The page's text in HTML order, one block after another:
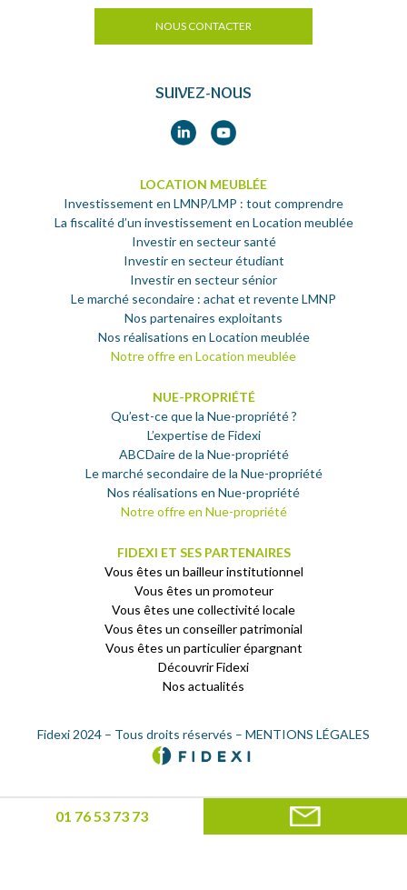
NOUS CONTACTER
SUIVEZ-NOUS
LOCATION MEUBLÉE
Investissement en LMNP/LMP : tout comprendre
La fiscalité d’un investissement en Location meublée
Investir en secteur santé
Investir en secteur étudiant
Investir en secteur sénior
Le marché secondaire : achat et revente LMNP
Nos partenaires exploitants
Nos réalisations en Location meublée
Notre offre en Location meublée
NUE-PROPRIÉTÉ
Qu’est-ce que la Nue-propriété ?
L’expertise de Fidexi
ABCDaire de la Nue-propriété
Le marché secondaire de la Nue-propriété
Nos réalisations en Nue-propriété
Notre offre en Nue-propriété
FIDEXI ET SES PARTENAIRES
Vous êtes un bailleur institutionnel
Vous êtes un promoteur
Vous êtes une collectivité locale
Vous êtes un conseiller patrimonial
Vous êtes un particulier épargnant
Découvrir Fidexi
Nos actualités
Fidexi 2024 – Tous droits réservés – MENTIONS LÉGALES
01 76 53 73 73